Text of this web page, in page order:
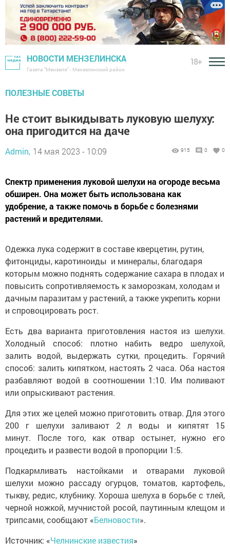
НОВОСТИ МЕНЗЕЛИНСКА
Газета "Мензеля" - Мензелинский район
18+
ПОЛЕЗНЫЕ СОВЕТЫ
Не стоит выкидывать луковую шелуху:
она пригодится на даче
Admin, 14 мая 2023 - 10:09 915 0 0
Спектр применения луковой шелухи на огороде весьма
обширен. Она может быть использована как
удобрение, а также помочь в борьбе с болезнями
растений и вредителями.
Одежка лука содержит в составе кверцетин, рутин,
фитонциды, каротиноиды и минералы, благодаря
которым можно поднять содержание сахара в плодах и
повысить сопротивляемость к заморозкам, холодам и
дачным паразитам у растений, а также укрепить корни
и спровоцировать рост.
Есть два варианта приготовления настоя из шелухи.
Холодный способ: плотно набить ведро шелухой,
залить водой, выдержать сутки, процедить. Горячий
способ: залить кипятком, настоять 2 часа. Оба настоя
разбавляют водой в соотношении 1:10. Им поливают
или опрыскивают растения.
Для этих же целей можно приготовить отвар. Для этого
200 г шелухи заливают 2 л воды и кипятят 15
минут. После того, как отвар остынет, нужно его
процедить и развести водой в пропорции 1:5.
Подкармливать настойками и отварами луковой
шелухи можно рассаду огурцов, томатов, картофель,
тыкву, редис, клубнику. Хороша шелуха в борьбе с тлей,
черной ножкой, мучнистой росой, паутинным клещом и
трипсами, сообщают «Белновости».
Источник: «Челнинские известия»